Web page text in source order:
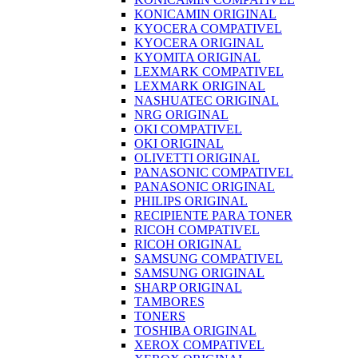
KONICAMIN ORIGINAL
KYOCERA COMPATIVEL
KYOCERA ORIGINAL
KYOMITA ORIGINAL
LEXMARK COMPATIVEL
LEXMARK ORIGINAL
NASHUATEC ORIGINAL
NRG ORIGINAL
OKI COMPATIVEL
OKI ORIGINAL
OLIVETTI ORIGINAL
PANASONIC COMPATIVEL
PANASONIC ORIGINAL
PHILIPS ORIGINAL
RECIPIENTE PARA TONER
RICOH COMPATIVEL
RICOH ORIGINAL
SAMSUNG COMPATIVEL
SAMSUNG ORIGINAL
SHARP ORIGINAL
TAMBORES
TONERS
TOSHIBA ORIGINAL
XEROX COMPATIVEL